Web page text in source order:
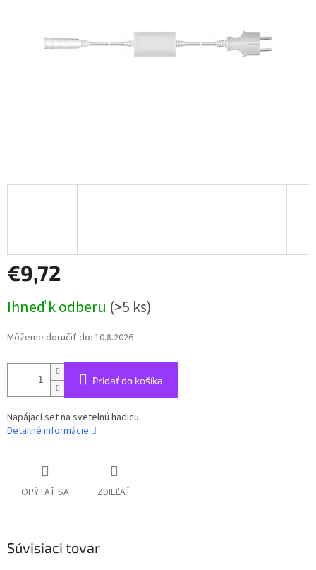
€9,72
cena:
Ihneď k odberu (>5 ks)
Môžeme doručiť do: 10.8.2026
Pridať do košíka
Napájací set na svetelnú hadicu.
Detailné informácie
OPÝTAŤ SA ZDIEĽAŤ
Súvisiaci tovar